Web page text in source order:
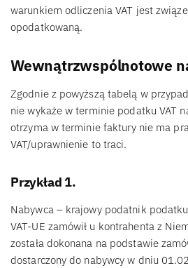
warunkiem odliczenia VAT jest
opodatkowaną.
Wewnątrzwspólnotowe
Zgodnie z powyższą tabelą w
nie wykaże w terminie podatku VAT
otrzyma w terminie faktury nie ma
VAT/uprawnienie to traci.
Przykład 1.
Nabywca – krajowy podatnik
VAT-UE zamówił u kontrahenta z
została dokonana na podstawie
dostarczony do nabywcy w dniu